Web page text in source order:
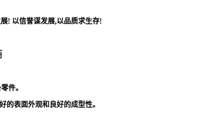
! 以信誉谋发展,以品质求生存!
件。
的表面外观和良好的成型性。